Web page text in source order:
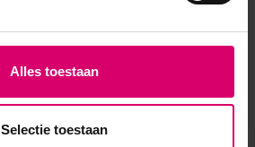
Alles toestaan
Selectie toestaan